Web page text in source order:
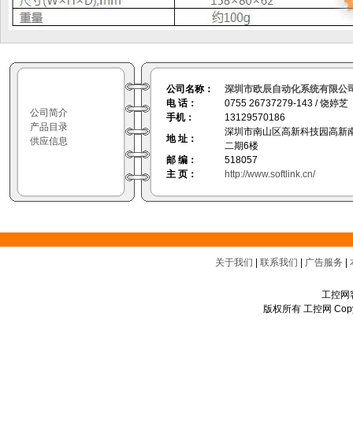
公司简介
产品目录
供应信息
公司名称：
深圳市欧辰自动化系统有限公
电 话：
0755 26737279-143 / 饶婷芝
手机：
13129570186
地 址：
深圳市南山区高新科技园高新
二期6楼
邮 编：
518057
主 页：
http://www.softlink.cn/
关于我们 联系我们 广告服务
工控网
版权所有 工控网